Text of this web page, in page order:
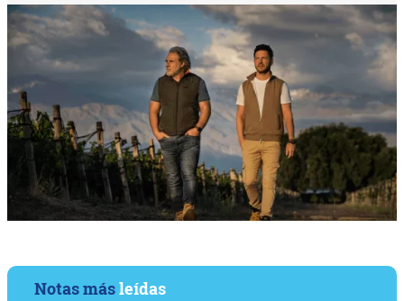
Notas másleídas